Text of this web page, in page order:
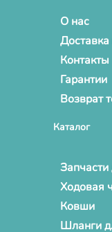
О нас
Доставка
Контакты
Гарантии
Возврат
Каталог
Запчасти
Ходовая
Ковши
Шланги